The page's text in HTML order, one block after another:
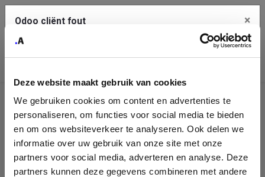
Deze website maakt gebruik van cookies
We gebruiken cookies om content en advertenties te
personaliseren, om functies voor social media te bieden
en om ons websiteverkeer te analyseren. Ook delen we
informatie over uw gebruik van onze site met onze
partners voor social media, adverteren en analyse. Deze
partners kunnen deze gegevens combineren met andere
Identificatie
onderneming
Please fill in your company details
Odoo cliënt fout ×
klembord
Je dient de kopieer knop te gebruiken om de fout te melden
aan support.
Bekijk details